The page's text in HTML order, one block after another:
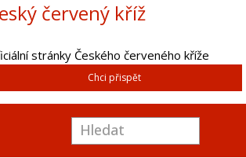
červený kříž
stránky Českého červeného kříže
Chci přispět